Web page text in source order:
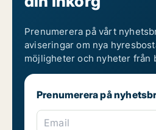
Prenumerera på vårt
aviseringar om nya
möjligheter och nyheter från
Prenumerera på
Email